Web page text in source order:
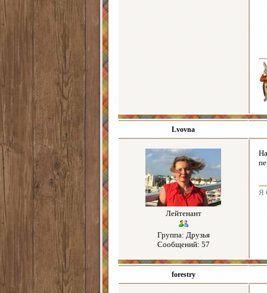
Lvovna
Лейтенант
Группа: Друзья
Сообщений: 57
Я
forestry